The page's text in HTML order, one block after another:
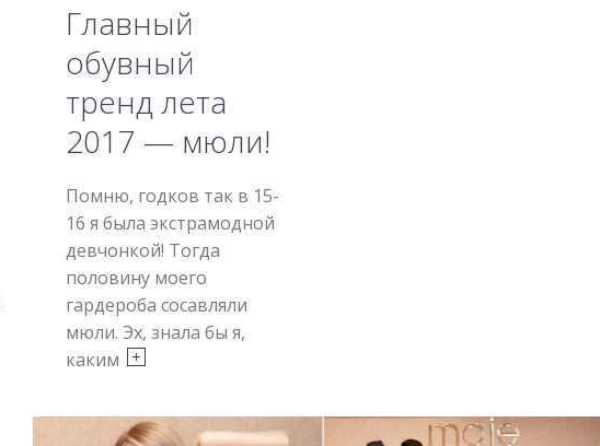
Главный
обувный
тренд лета
2017 — мюли!
Помню, годков так в 15-
16 я была экстрамодной
девчонкой! Тогда
половину моего
гардероба сосавляли
мюли. Эх, знала бы я,
каким